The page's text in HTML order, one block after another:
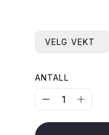
VELG VEKT
ANTALL